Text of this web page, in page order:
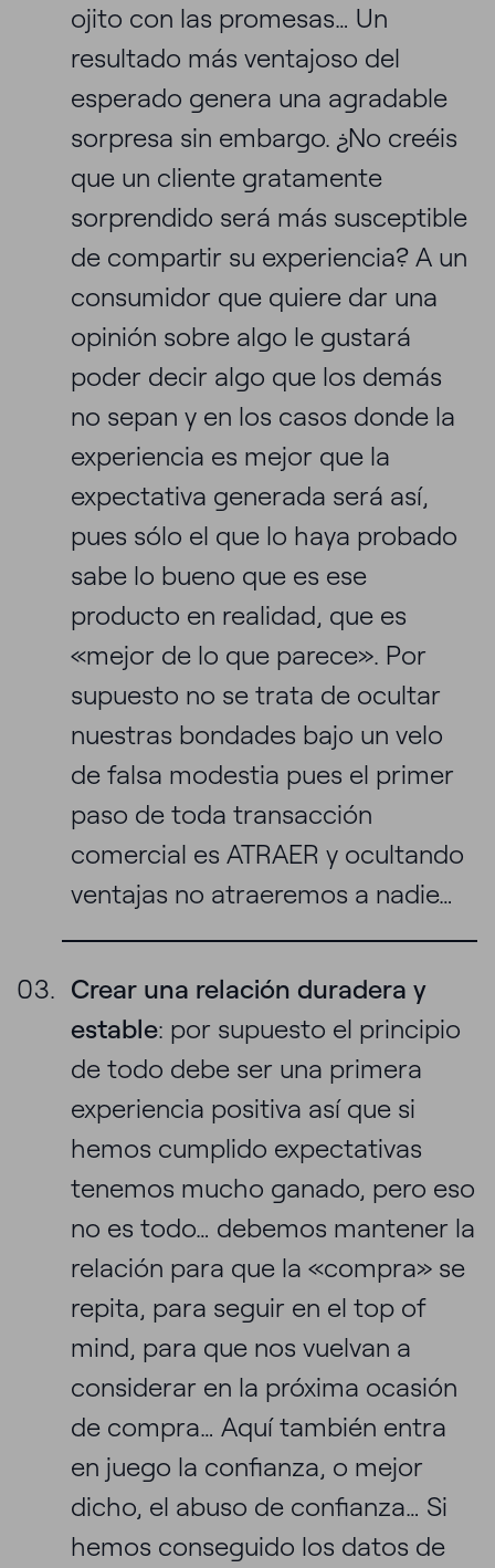
ojito con las promesas… Un
resultado más ventajoso del
esperado genera una agradable
sorpresa sin embargo. ¿No creéis
que un cliente gratamente
sorprendido será más susceptible
de compartir su experiencia? A un
consumidor que quiere dar una
opinión sobre algo le gustará
poder decir algo que los demás
no sepan y en los casos donde la
experiencia es mejor que la
expectativa generada será así,
pues sólo el que lo haya probado
sabe lo bueno que es ese
producto en realidad, que es
«mejor de lo que parece». Por
supuesto no se trata de ocultar
nuestras bondades bajo un velo
de falsa modestia pues el primer
paso de toda transacción
comercial es ATRAER y ocultando
ventajas no atraeremos a nadie…
Crear una relación duradera y
estable: por supuesto el principio
de todo debe ser una primera
experiencia positiva así que si
hemos cumplido expectativas
tenemos mucho ganado, pero eso
no es todo… debemos mantener la
relación para que la «compra» se
repita, para seguir en el top of
mind, para que nos vuelvan a
considerar en la próxima ocasión
de compra… Aquí también entra
en juego la confianza, o mejor
dicho, el abuso de confianza… Si
hemos conseguido los datos de